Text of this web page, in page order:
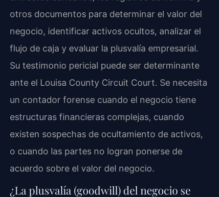
otros documentos para determinar el valor del
negocio, identificar activos ocultos, analizar el
flujo de caja y evaluar la plusvalía empresarial.
Su testimonio pericial puede ser determinante
ante el Louisa County Circuit Court. Se necesita
un contador forense cuando el negocio tiene
estructuras financieras complejas, cuando
existen sospechas de ocultamiento de activos,
o cuando las partes no logran ponerse de
acuerdo sobre el valor del negocio.
¿La plusvalía (goodwill) del negocio se